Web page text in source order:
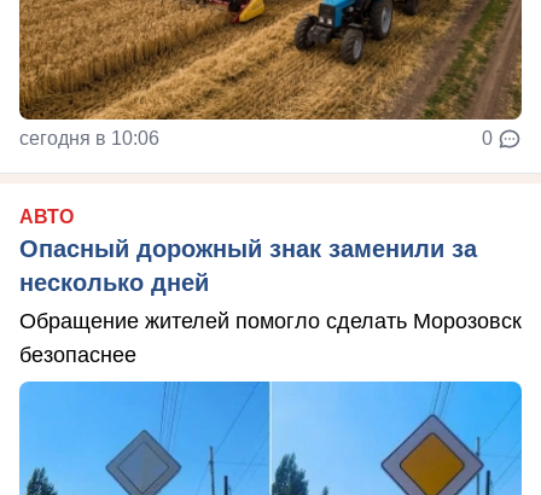
сегодня в 10:06 0
АВТО
Опасный дорожный знак заменили за
несколько дней
Обращение жителей помогло сделать Морозовск
безопаснее